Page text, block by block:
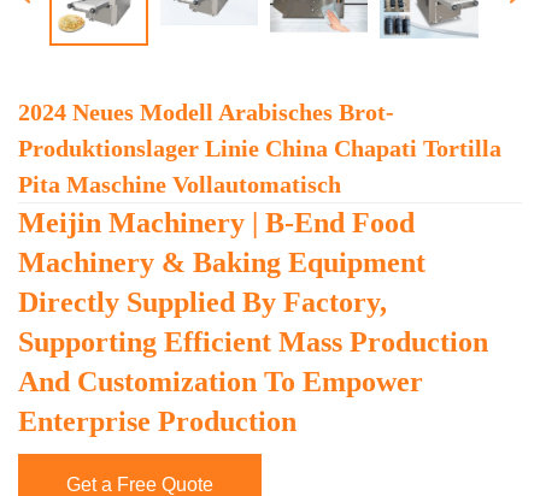
2024 Neues Modell Arabisches Brot-
Produktionslager Linie China Chapati Tortilla
Pita Maschine Vollautomatisch
Meijin Machinery | B-End Food
Machinery & Baking Equipment
Directly Supplied By Factory,
Supporting Efficient Mass Production
And Customization To Empower
Enterprise Production
Get a Free Quote